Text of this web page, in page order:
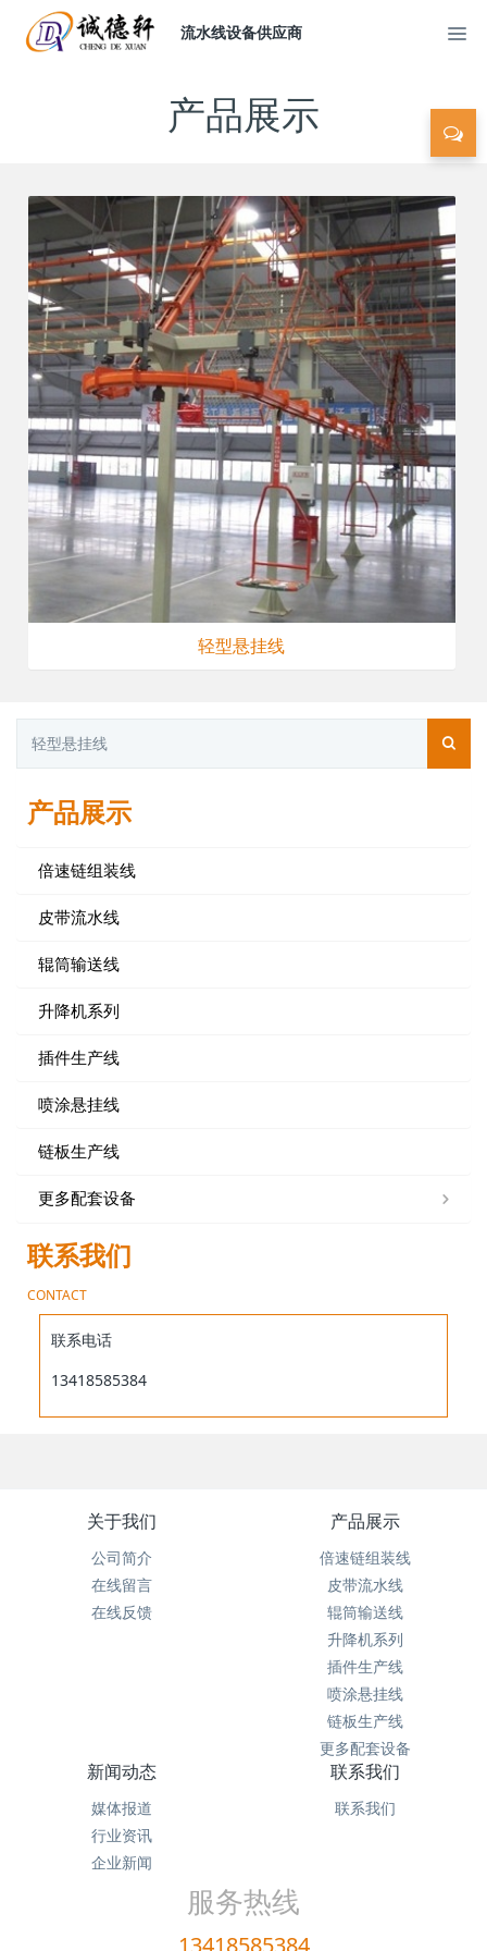
流水线设备供应商
产品展示
轻型悬挂线
产品展示
倍速链组装线
皮带流水线
辊筒输送线
升降机系列
插件生产线
喷涂悬挂线
链板生产线
更多配套设备
联系我们
CONTACT
联系电话
13418585384
关于我们
公司简介
在线留言
在线反馈
产品展示
倍速链组装线
皮带流水线
辊筒输送线
升降机系列
插件生产线
喷涂悬挂线
链板生产线
更多配套设备
新闻动态
媒体报道
行业资讯
企业新闻
联系我们
联系我们
服务热线
13418585384